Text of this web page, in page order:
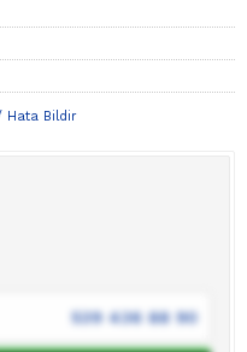
Hata Bildir
539 436 88 90